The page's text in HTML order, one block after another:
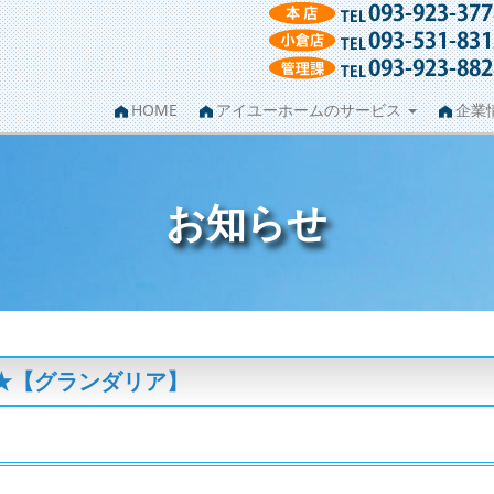
HOME アイユーホームのサービス 企業
お知らせ
グランダリア】